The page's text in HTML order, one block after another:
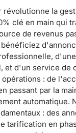
révolutionne la
clé en main qui
de revenus
et d'un service de
: de
passant par la
automatique.
: des
tarification en